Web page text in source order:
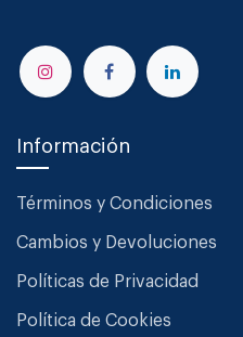
Información
Términos y Condiciones
Cambios y Devoluciones
Políticas de Privacidad
Política de Cookies